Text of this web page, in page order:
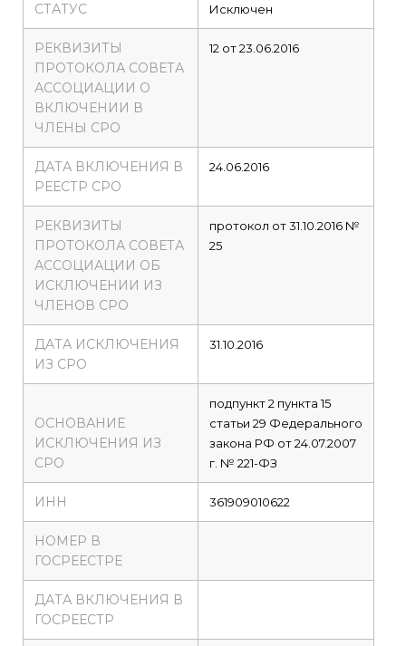
СТАТУС Исключен
РЕКВИЗИТЫ
ПРОТОКОЛА СОВЕТА
АССОЦИАЦИИ О
ВКЛЮЧЕНИИ В
ЧЛЕНЫ СРО
12 от 23.06.2016
ДАТА ВКЛЮЧЕНИЯ В
РЕЕСТР СРО
24.06.2016
РЕКВИЗИТЫ
ПРОТОКОЛА СОВЕТА
АССОЦИАЦИИ ОБ
ИСКЛЮЧЕНИИ ИЗ
ЧЛЕНОВ СРО
протокол от 31.10.2016 №
25
ДАТА ИСКЛЮЧЕНИЯ
ИЗ СРО
31.10.2016
ОСНОВАНИЕ
ИСКЛЮЧЕНИЯ ИЗ
СРО
подпункт 2 пункта 15
статьи 29 Федерального
закона РФ от 24.07.2007
г. № 221-ФЗ
ИНН 361909010622
НОМЕР В
ГОСРЕЕСТРЕ
ДАТА ВКЛЮЧЕНИЯ В
ГОСРЕЕСТР